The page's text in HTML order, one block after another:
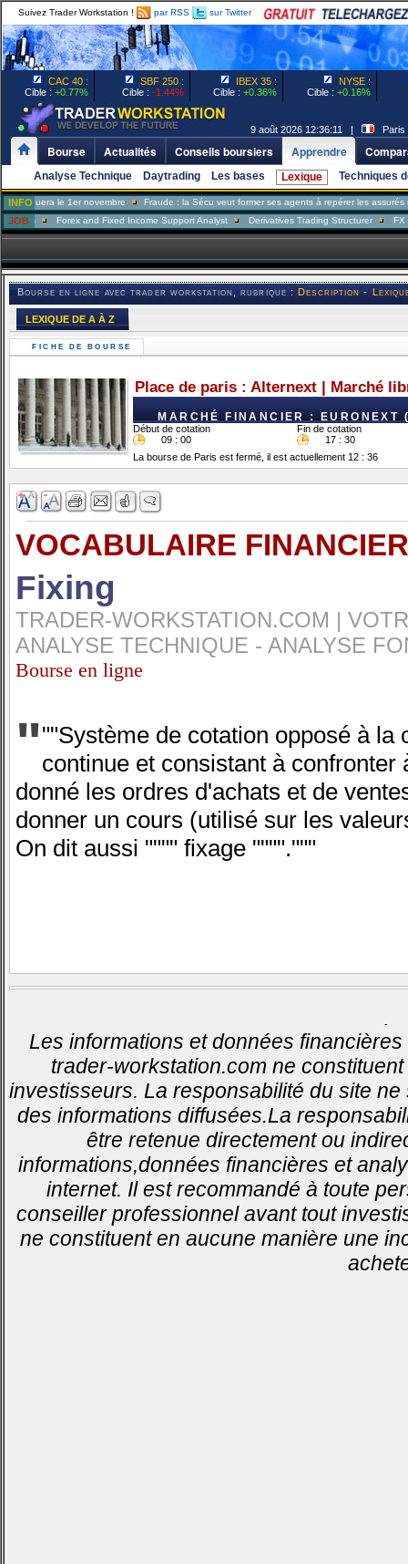
Suivez Trader Workstation ! par RSS sur Twitter
CAC 40 :
Cible : +0.77%
SBF 250 :
Cible : -1.44%
IBEX 35 :
Cible : +0.36%
NYSE :
Cible : +0.16%
9 août 2026 12:36:11 |
Bourse Actualités Conseils boursiers Apprendre
Analyse Technique Daytrading Les bases Lexique Techniques
INFOle 1er novembre Fraude : la Sécu veut former ses agents à repérer les assurés
JOBForex and Fixed Income Support Analyst Derivatives Trading Structurer FX Trader
Bourse en ligne avec trader workstation, rubrique :Description -
LEXIQUE DE A À Z
FICHE DE BOURSE
Place de paris : Alternext | Marché
MARCHÉ FINANCIER : EURONEXT
Début de cotation
Fin de cotation
09 : 00
17 : 30
La bourse de Paris est fermé, il est actuellement 12 : 36
VOCABULAIRE
Fixing
TRADER-WORKSTATION.COM |
ANALYSE TECHNIQUE - ANALYSE
Bourse en ligne
"""Système de cotation opposé à la
continue et consistant à confronter
donné les ordres d'achats et de
donner un cours (utilisé sur les
On dit aussi """" fixage """"."""
-
Les informations et données
trader-workstation.com ne
investisseurs. La responsabilité du site
des informations diffusées.La
être retenue directement ou
informations,données financières et
internet. Il est recommandé à toute
conseiller professionnel avant tout
ne constituent en aucune manière une